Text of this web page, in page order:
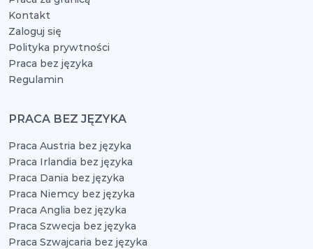
Kontakt
Zaloguj się
Polityka prywtności
Praca bez języka
Regulamin
PRACA BEZ JĘZYKA
Praca Austria bez języka
Praca Irlandia bez języka
Praca Dania bez języka
Praca Niemcy bez języka
Praca Anglia bez języka
Praca Szwecja bez języka
Praca Szwajcaria bez języka